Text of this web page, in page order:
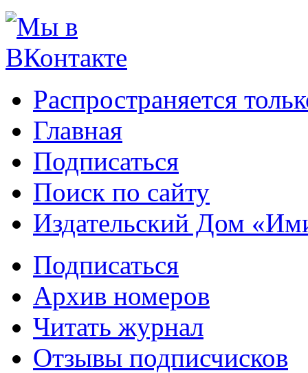
Распространяется
Главная
Подписаться
Поиск по сайту
Издательский Дом
Подписаться
Архив номеров
Читать журнал
Отзывы подписчисков